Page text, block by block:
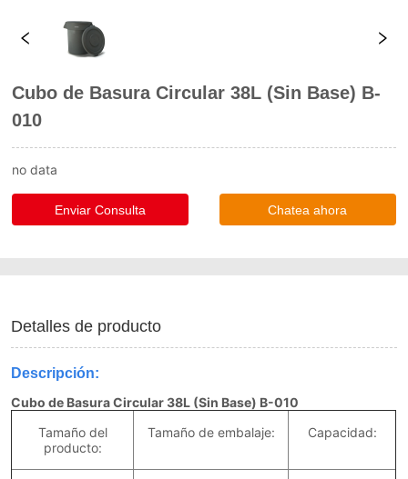
Cubo de Basura Circular 38L (Sin Base) B-
010
no data
Enviar Consulta Chatea ahora
Detalles de producto